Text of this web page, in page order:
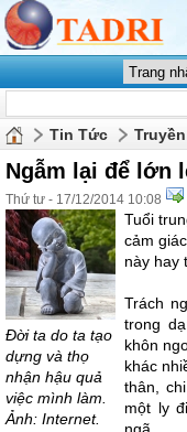
Tin Tức
Ngẫm lại để lớn
Thứ tư - 17/12/2014 10:08
Đời ta do ta tạo
dựng và thọ
nhận hậu quả
việc mình làm.
Ảnh: Internet.
Tuổi
cảm
này hay
Trách
trong
khôn
khác
thân,
một ly